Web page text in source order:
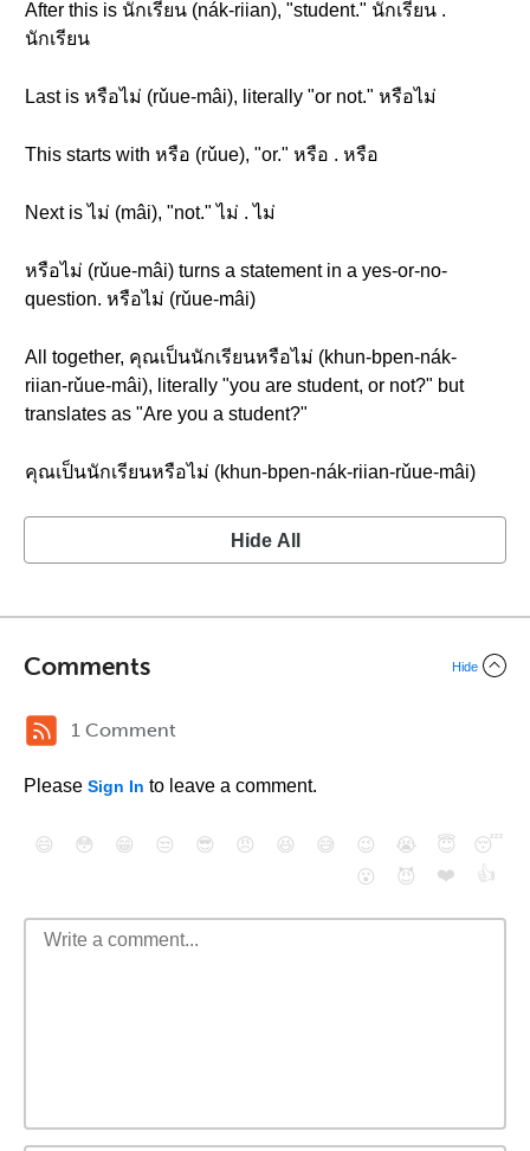
After this is นักเรียน (nák-riian), "student." นักเรียน .
นักเรียน
Last is หรือไม่ (rǔue-mâi), literally "or not." หรือไม่
This starts with หรือ (rǔue), "or." หรือ . หรือ
Next is ไม่ (mâi), "not." ไม่ . ไม่
หรือไม่ (rǔue-mâi) turns a statement in a yes-or-no-
question. หรือไม่ (rǔue-mâi)
All together, คุณเป็นนักเรียนหรือไม่ (khun-bpen-nák-
riian-rǔue-mâi), literally "you are student, or not?" but
translates as "Are you a student?"
คุณเป็นนักเรียนหรือไม่ (khun-bpen-nák-riian-rǔue-mâi)
Hide All
Comments Hide
1 Comment
Please Sign In to leave a comment.
😄 😳 😁 😒 😎 😠 😆 😅 😉 😭 😇
😴
😮
😈 ❤️ 👍